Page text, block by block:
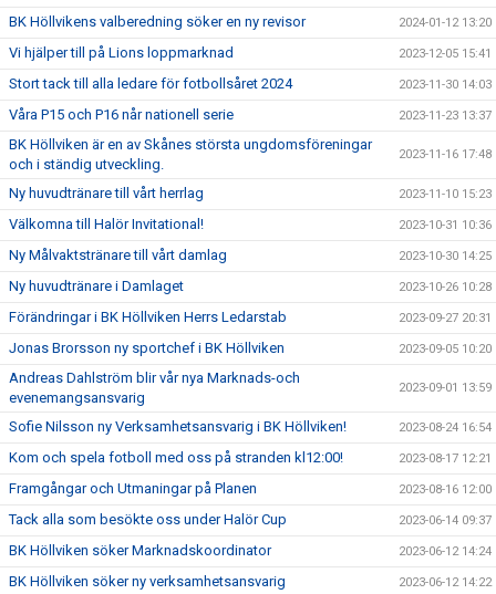
BK Höllvikens valberedning söker en ny revisor 2024-01-12 13:20
Vi hjälper till på Lions loppmarknad 2023-12-05 15:41
Stort tack till alla ledare för fotbollsåret 2024 2023-11-30 14:03
Våra P15 och P16 når nationell serie 2023-11-23 13:37
BK Höllviken är en av Skånes största ungdomsföreningar
och i ständig utveckling.
2023-11-16 17:48
Ny huvudtränare till vårt herrlag 2023-11-10 15:23
Välkomna till Halör Invitational! 2023-10-31 10:36
Ny Målvaktstränare till vårt damlag 2023-10-30 14:25
Ny huvudtränare i Damlaget 2023-10-26 10:28
Förändringar i BK Höllviken Herrs Ledarstab 2023-09-27 20:31
Jonas Brorsson ny sportchef i BK Höllviken 2023-09-05 10:20
Andreas Dahlström blir vår nya Marknads-och
evenemangsansvarig
2023-09-01 13:59
Sofie Nilsson ny Verksamhetsansvarig i BK Höllviken! 2023-08-24 16:54
Kom och spela fotboll med oss på stranden kl12:00! 2023-08-17 12:21
Framgångar och Utmaningar på Planen 2023-08-16 12:00
Tack alla som besökte oss under Halör Cup 2023-06-14 09:37
BK Höllviken söker Marknadskoordinator 2023-06-12 14:24
BK Höllviken söker ny verksamhetsansvarig 2023-06-12 14:22